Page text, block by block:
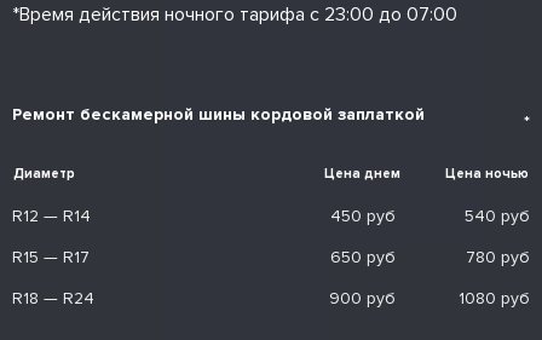
*Время действия ночного тарифа с 23:00 до 07:00
Ремонт бескамерной шины кордовой заплаткой *
Диаметр Цена днем Цена ночью
R12 — R14 450 руб
540 руб
R15 — R17
650 руб
780 руб
R18 — R24
900 руб 1080 руб